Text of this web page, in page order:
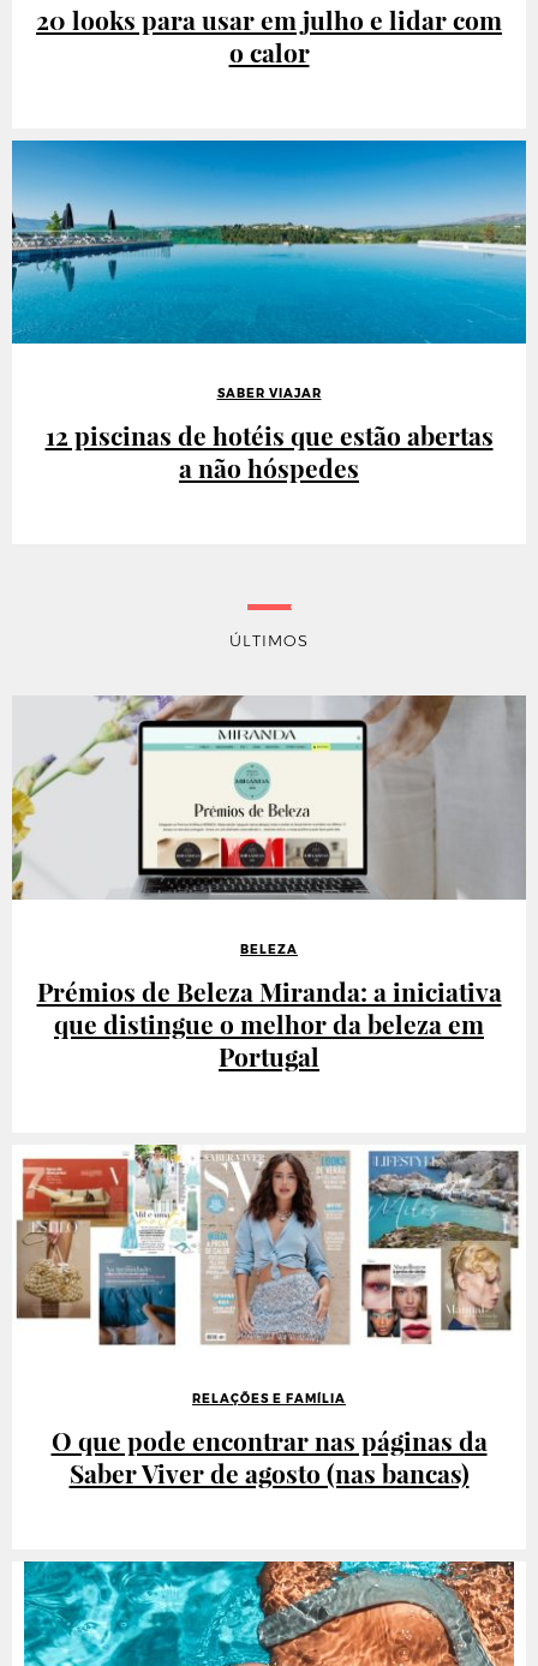
20 looks para usar em julho e lidar com
o calor
SABER VIAJAR
12 piscinas de hotéis que estão abertas
a não hóspedes
ÚLTIMOS
BELEZA
Prémios de Beleza Miranda: a iniciativa
que distingue o melhor da beleza em
Portugal
RELAÇÕES E FAMÍLIA
O que pode encontrar nas páginas da
Saber Viver de agosto (nas bancas)